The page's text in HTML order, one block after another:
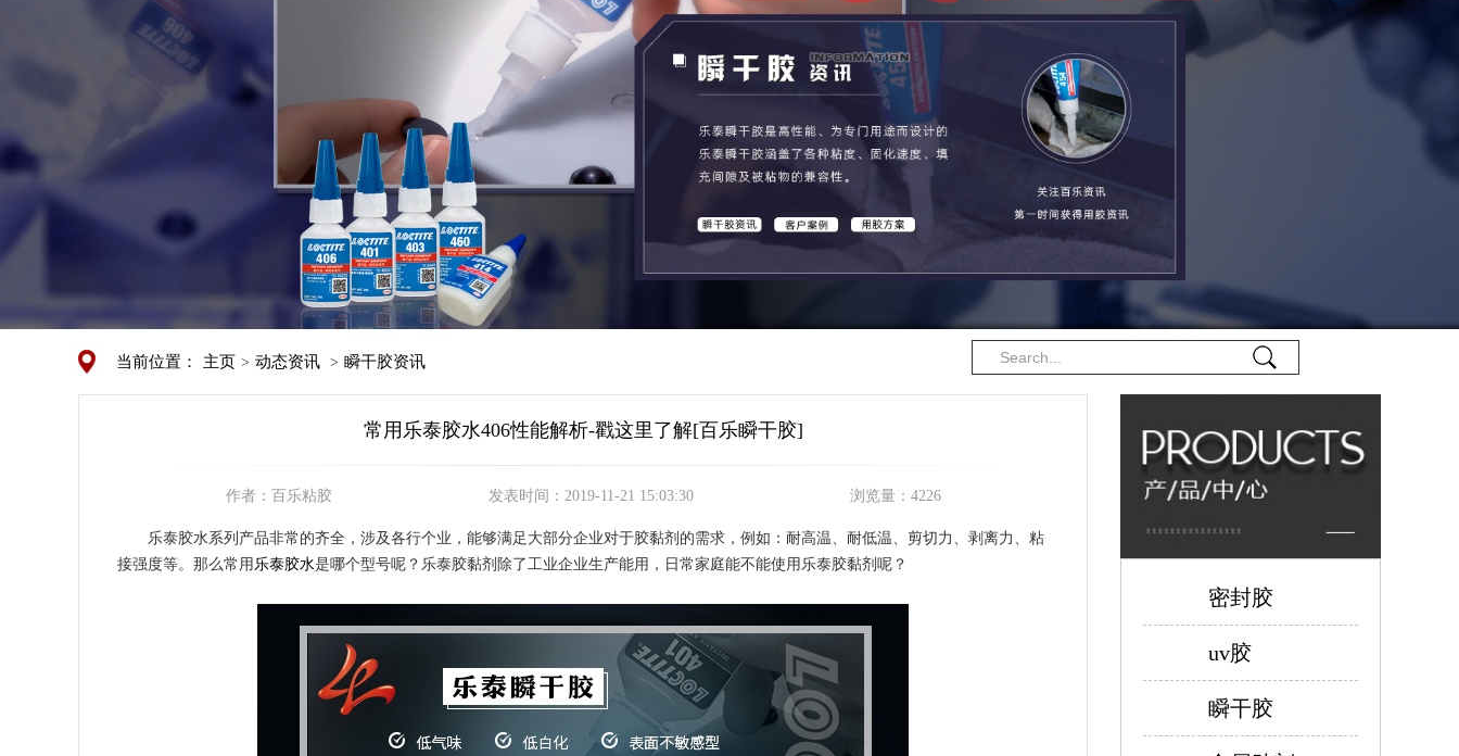
当前位置： 主页 > 动态资讯 > 瞬干胶资讯
常用乐泰胶水406性能解析-戳这里了解[百乐瞬干胶]
作者： 百乐粘胶 发表时间： 2019-11-21 15:03:30 浏览量： 4226
乐泰胶水系列产品非常的齐全，涉及各行个业，能够满足大部分企业对于胶黏剂的需求，例如：耐高温、耐低温、剪切力、剥离力、粘
接强度等。那么常用 乐泰胶水是哪个型号呢？乐泰胶黏剂除了工业企业生产能用，日常家庭能不能使用乐泰胶黏剂呢？
密封胶
uv胶
瞬干胶